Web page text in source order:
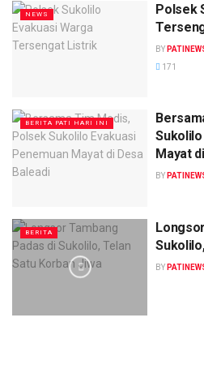
NEWS
Polsek
BY
171
BERITA PATI HARI INI
Mayat
BY
BERITA
BY